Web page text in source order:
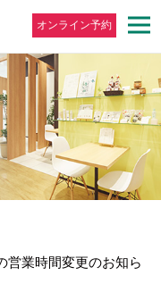
オンライン予約
営業時間変更のお知ら